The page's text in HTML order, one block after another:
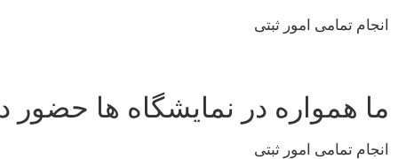
انجام تمامی امور ثبتی
ما همواره در نمایشگاه ها حضور
انجام تمامی امور ثبتی